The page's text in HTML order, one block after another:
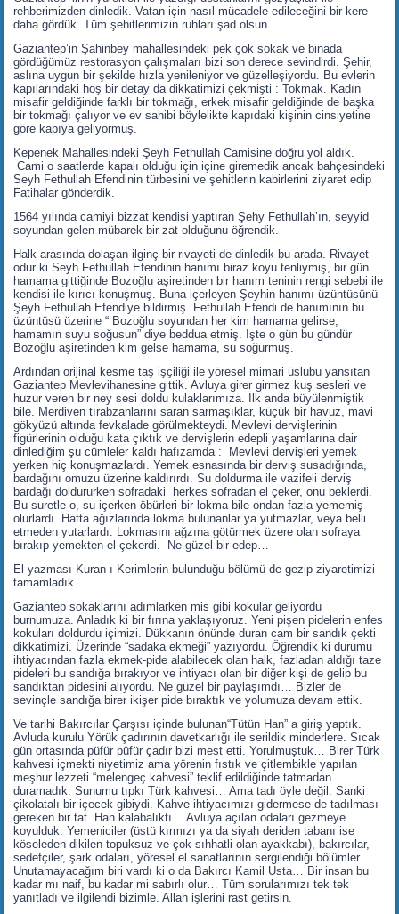
rehberimizden dinledik. Vatan için nasıl mücadele edileceğini bir kere
daha gördük. Tüm şehitlerimizin ruhları şad olsun…
Gaziantep’in Şahinbey mahallesindeki pek çok sokak ve binada
gördüğümüz restorasyon çalışmaları bizi son derece sevindirdi. Şehir,
aslına uygun bir şekilde hızla yenileniyor ve güzelleşiyordu. Bu evlerin
kapılarındaki hoş bir detay da dikkatimizi çekmişti : Tokmak. Kadın
misafir geldiğinde farklı bir tokmağı, erkek misafir geldiğinde de başka
bir tokmağı çalıyor ve ev sahibi böylelikte kapıdaki kişinin cinsiyetine
göre kapıya geliyormuş.
Kepenek Mahallesindeki Şeyh Fethullah Camisine doğru yol aldık.
Cami o saatlerde kapalı olduğu için içine giremedik ancak bahçesindeki
Seyh Fethullah Efendinin türbesini ve şehitlerin kabirlerini ziyaret edip
Fatihalar gönderdik.
1564 yılında camiyi bizzat kendisi yaptıran Şehy Fethullah’ın, seyyid
soyundan gelen mübarek bir zat olduğunu öğrendik.
Halk arasında dolaşan ilginç bir rivayeti de dinledik bu arada. Rivayet
odur ki Seyh Fethullah Efendinin hanımı biraz koyu tenliymiş, bir gün
hamama gittiğinde Bozoğlu aşiretinden bir hanım teninin rengi sebebi ile
kendisi ile kırıcı konuşmuş. Buna içerleyen Şeyhin hanımı üzüntüsünü
Şeyh Fethullah Efendiye bildirmiş. Fethullah Efendi de hanımının bu
üzüntüsü üzerine “ Bozoğlu soyundan her kim hamama gelirse,
hamamın suyu soğusun” diye beddua etmiş. İşte o gün bu gündür
Bozoğlu aşiretinden kim gelse hamama, su soğurmuş.
Ardından orijinal kesme taş işçiliği ile yöresel mimari üslubu yansıtan
Gaziantep Mevlevihanesine gittik. Avluya girer girmez kuş sesleri ve
huzur veren bir ney sesi doldu kulaklarımıza. İlk anda büyülenmiştik
bile. Merdiven tırabzanlarını saran sarmaşıklar, küçük bir havuz, mavi
gökyüzü altında fevkalade görülmekteydi. Mevlevi dervişlerinin
figürlerinin olduğu kata çıktık ve dervişlerin edepli yaşamlarına dair
dinlediğim şu cümleler kaldı hafızamda : Mevlevi dervişleri yemek
yerken hiç konuşmazlardı. Yemek esnasında bir derviş susadığında,
bardağını omuzu üzerine kaldırırdı. Su doldurma ile vazifeli derviş
bardağı doldururken sofradaki herkes sofradan el çeker, onu beklerdi.
Bu suretle o, su içerken öbürleri bir lokma bile ondan fazla yememiş
olurlardı. Hatta ağızlarında lokma bulunanlar ya yutmazlar, veya belli
etmeden yutarlardı. Lokmasını ağzına götürmek üzere olan sofraya
bırakıp yemekten el çekerdi. Ne güzel bir edep…
El yazması Kuran-ı Kerimlerin bulunduğu bölümü de gezip ziyaretimizi
tamamladık.
Gaziantep sokaklarını adımlarken mis gibi kokular geliyordu
burnumuza. Anladık ki bir fırına yaklaşıyoruz. Yeni pişen pidelerin enfes
kokuları doldurdu içimizi. Dükkanın önünde duran cam bir sandık çekti
dikkatimizi. Üzerinde “sadaka ekmeği” yazıyordu. Öğrendik ki durumu
ihtiyacından fazla ekmek-pide alabilecek olan halk, fazladan aldığı taze
pideleri bu sandığa bırakıyor ve ihtiyacı olan bir diğer kişi de gelip bu
sandıktan pidesini alıyordu. Ne güzel bir paylaşımdı… Bizler de
sevinçle sandığa birer ikişer pide bıraktık ve yolumuza devam ettik.
Ve tarihi Bakırcılar Çarşısı içinde bulunan“Tütün Han” a giriş yaptık.
Avluda kurulu Yörük çadırının davetkarlığı ile serildik minderlere. Sıcak
gün ortasında püfür püfür çadır bizi mest etti. Yorulmuştuk… Birer Türk
kahvesi içmekti niyetimiz ama yörenin fıstık ve çitlembikle yapılan
meşhur lezzeti “melengeç kahvesi” teklif edildiğinde tatmadan
duramadık. Sunumu tıpkı Türk kahvesi… Ama tadı öyle değil. Sanki
çikolatalı bir içecek gibiydi. Kahve ihtiyacımızı gidermese de tadılması
gereken bir tat. Han kalabalıktı… Avluya açılan odaları gezmeye
koyulduk. Yemeniciler (üstü kırmızı ya da siyah deriden tabanı ise
köseleden dikilen topuksuz ve çok sıhhatli olan ayakkabı), bakırcılar,
sedefçiler, şark odaları, yöresel el sanatlarının sergilendiği bölümler…
Unutamayacağım biri vardı ki o da Bakırcı Kamil Usta… Bir insan bu
kadar mı naif, bu kadar mi sabırlı olur… Tüm sorularımızı tek tek
yanıtladı ve ilgilendi bizimle. Allah işlerini rast getirsin.